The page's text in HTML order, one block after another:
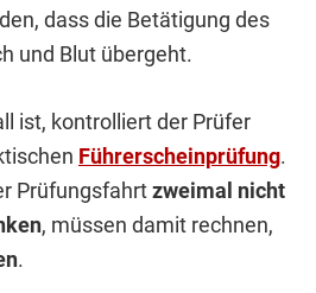
dass die Betätigung des
und Blut übergeht.
ist, kontrolliert der Prüfer
Führerscheinprüfung.
Prüfungsfahrtzweimal nicht
, müssen damit rechnen,
.